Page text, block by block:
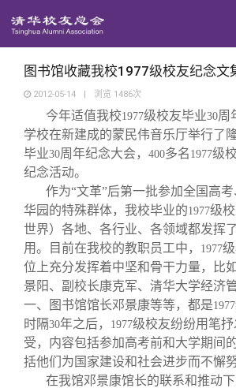
地区联络
年级联络
专业委员会
兴趣群体
西南联大校友会
回馈母校
捐赠项目
捐赠纪事
捐赠方法
义工计划
媒体平台
《水木清华》
我要订阅
新媒体平台
清华人物
清华故事
青春风采
校友文苑
校友服务
终身学习
信息化服务
三创大赛
校友总会
总会简介
会长致辞
关闭
图书馆收藏我校1977级校友纪念文
2012-05-14 | 浏览 1486次
今年适值我校1977级校友毕业30周
学校在新建成的蒙民伟音乐厅举行了
毕业30周年纪念大会， 400多名 1977级
纪念活动。
作为“文革”后第一批参加全国高
华园的特殊群体，我校毕业的1977级
世界）各地、各行业、各领域都发挥
用。目前在我校的教职员工中，
1977
位上充分发挥着中坚和骨干力量，比
景阳、副校长康克军、清华大学经济
一、图书馆馆长邓景康等等，都是1977
时隔30年之后， 1977级校友纷纷用笔
受，内容包括参加高考前和大学期间
括他们为国家建设和社会进步而不懈
在我馆邓景康馆长的联系和推动